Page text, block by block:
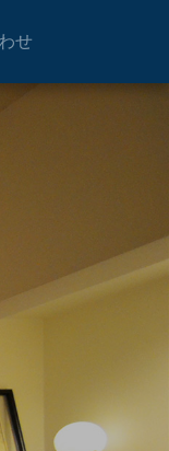
せ